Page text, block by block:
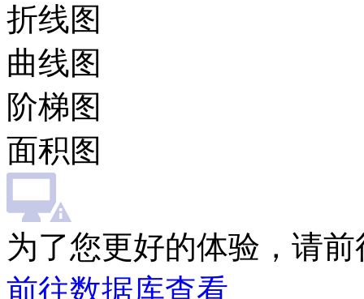
折线图
曲线图
阶梯图
面积图
为了您更好的体验，请
前往数据库查看